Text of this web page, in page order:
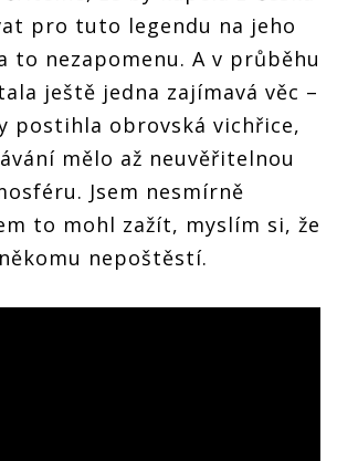
pro tuto legendu na jeho
to nezapomenu. A v průběhu
ještě jedna zajímavá věc –
postihla obrovská vichřice,
mělo až neuvěřitelnou
Jsem nesmírně
to mohl zažít, myslím si, že
nepoštěstí.